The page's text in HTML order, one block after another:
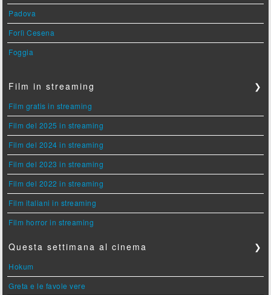
Padova
Forlì Cesena
Foggia
Film in streaming ❯
Film gratis in streaming
Film del 2025 in streaming
Film del 2024 in streaming
Film del 2023 in streaming
Film del 2022 in streaming
Film italiani in streaming
Film horror in streaming
Questa settimana al cinema ❯
Hokum
Greta e le favole vere